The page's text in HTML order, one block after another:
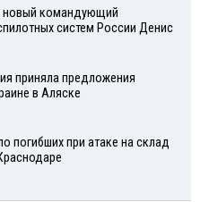
новый командующий
систем России Денис
приняла предложения
в Аляске
погибших при атаке на склад